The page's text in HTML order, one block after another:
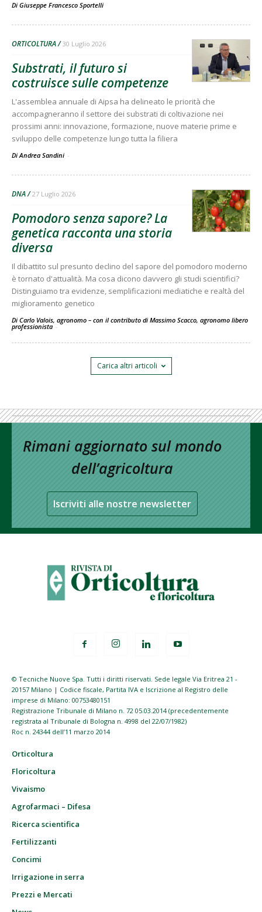
Di Giuseppe Francesco Sportelli
ORTICOLTURA 30 Luglio 2026
Substrati, il futuro si
costruisce sulle competenze
L'assemblea annuale di Aipsa ha delineato le priorità che
accompagneranno il settore dei substrati di coltivazione nei
prossimi anni: innovazione, formazione, nuove materie prime e
sviluppo delle competenze lungo tutta la filiera
Di Andrea Sandini -
DNA 27 Luglio 2026
Pomodoro senza sapore? La
genetica racconta una storia
diversa
Il dibattito sul presunto declino del sapore del pomodoro moderno
è tornato d'attualità. Ma cosa dicono davvero gli studi scientifici?
Distinguiamo tra evidenze, semplificazioni mediatiche e realtà del
miglioramento genetico
Di Carlo Valois, agronomo – con il contributo di Massimo Scacco, agronomo libero
professionista -
Carica altri articoli
Rimani aggiornato sul mondo
dell’agricoltura
Iscriviti alle nostre newsletter
© Tecniche Nuove Spa. Tutti i diritti riservati. Sede legale Via Eritrea 21 -
20157 Milano | Codice fiscale, Partita IVA e Iscrizione al Registro delle
imprese di Milano: 00753480151
Registrazione Tribunale di Milano n. 72 05.03.2014 (precedentemente
registrata al Tribunale di Bologna n. 4998 del 22/07/1982)
Roc n. 24344 dell’11 marzo 2014
Orticoltura
Floricoltura
Vivaismo
Agrofarmaci – Difesa
Ricerca scientifica
Fertilizzanti
Concimi
Irrigazione in serra
Prezzi e Mercati